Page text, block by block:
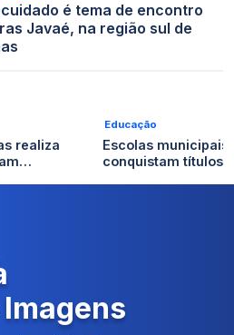
é tema de encontro
Javaé, na região sul de
realiza
Educação
Escolas municipais
conquistam títulos